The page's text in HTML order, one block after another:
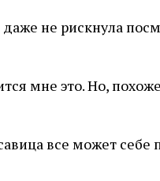
не рискнула
мне это. Но,
все может себе